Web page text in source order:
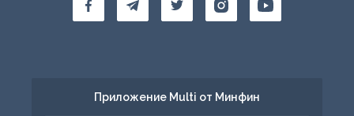
Приложение Multi от Минфин